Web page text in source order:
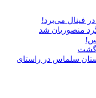
در فینال می‌برد!
منصوریان شد
سلماس در راستای